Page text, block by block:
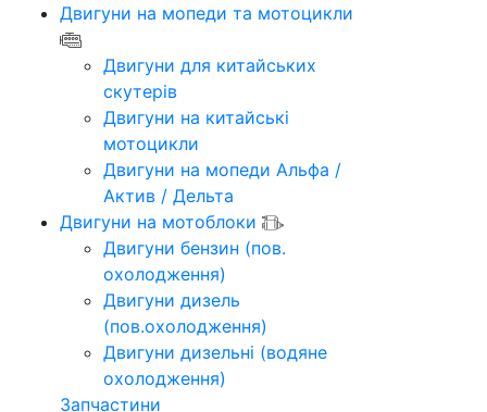
Двигуни на мопеди та мотоцикли
Двигуни для китайських
скутерів
Двигуни на китайські
мотоцикли
Двигуни на мопеди Альфа /
Актив / Дельта
Двигуни на мотоблоки
Двигуни бензин (пов.
охолодження)
Двигуни дизель
(пов.охолодження)
Двигуни дизельні (водяне
охолодження)
Запчастини